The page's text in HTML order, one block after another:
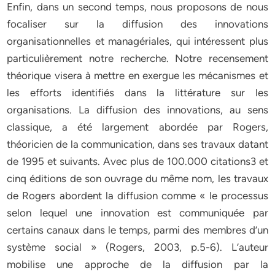
Enfin, dans un second temps, nous proposons de nous
focaliser sur la diffusion des innovations
organisationnelles et managériales, qui intéressent plus
particulièrement notre recherche. Notre recensement
théorique visera à mettre en exergue les mécanismes et
les efforts identifiés dans la littérature sur les
organisations. La diffusion des innovations, au sens
classique, a été largement abordée par Rogers,
théoricien de la communication, dans ses travaux datant
de 1995 et suivants. Avec plus de 100.000 citations3 et
cinq éditions de son ouvrage du même nom, les travaux
de Rogers abordent la diffusion comme « le processus
selon lequel une innovation est communiquée par
certains canaux dans le temps, parmi des membres d’un
système social » (Rogers, 2003, p.5-6). L’auteur
mobilise une approche de la diffusion par la